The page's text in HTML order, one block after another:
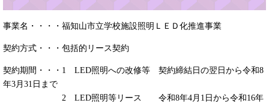
事業名・・・・福知山市立学校施設照明ＬＥＤ化推進事業
契約方式・・・包括的リース契約
契約期間・・・1 LED照明への改修等 契約締結日の翌日から令和8
年3月31日まで
2 LED照明等リース 令和8年4月1日から令和16年